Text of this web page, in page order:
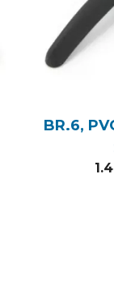
BR.6,